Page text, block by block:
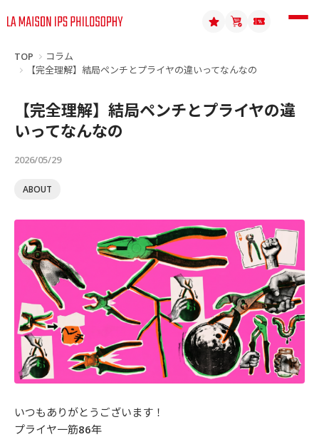
TOP
コラム
【完全理解】結局ペンチとプライヤの違いってなんなの
【完全理解】結局ペンチとプライヤの違
いってなんなの
2026/05/29
ABOUT
いつもありがとうございます！
プライヤ一筋86年